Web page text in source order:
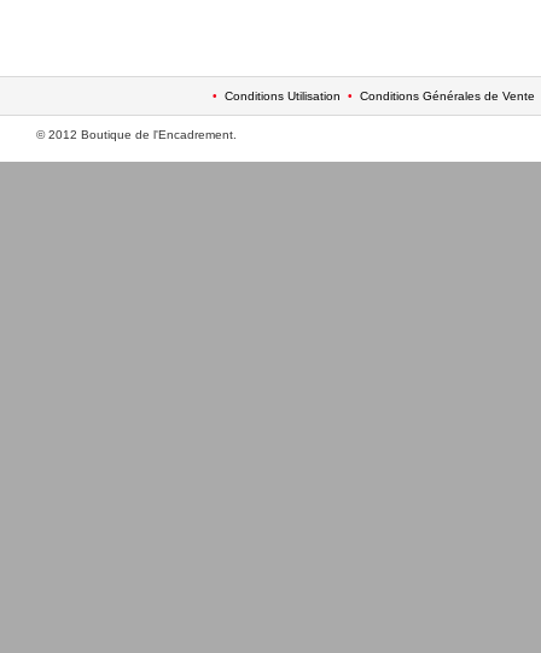
• Conditions Utilisation • Conditions Générales de Vente
© 2012 Boutique de l'Encadrement.